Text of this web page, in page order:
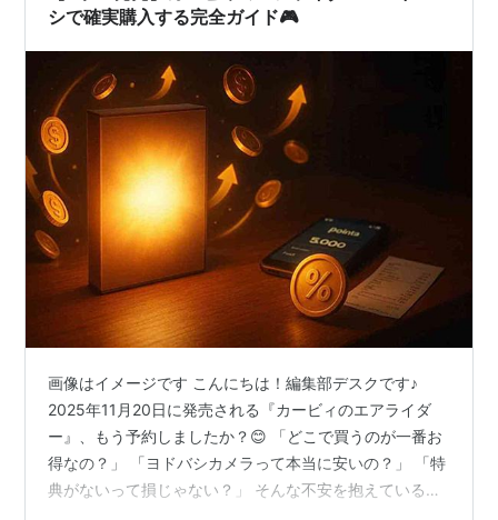
シで確実購入する完全ガイド🎮
画像はイメージです こんにちは！編集部デスクです♪
2025年11月20日に発売される『カービィのエアライダ
ー』、もう予約しましたか？😊 「どこで買うのが一番お
得なの？」 「ヨドバシカメラって本当に安いの？」 「特
典がないって損じゃない？」 そんな不安を抱えているあ